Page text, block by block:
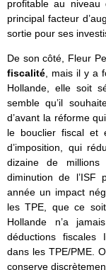
profitable au niveau
principal facteur
sortie pour ses
De son côté, Fleur
fiscalité , mais il y a
Hollande, elle soit
semble qu’il
d’avant la réforme
le bouclier fiscal et
d’imposition, qui
dizaine de millions
diminution de l’ISF
année un impact
les TPE, que ce
Hollande n’a
déductions fiscales
dans les TPE/PME.
conserve